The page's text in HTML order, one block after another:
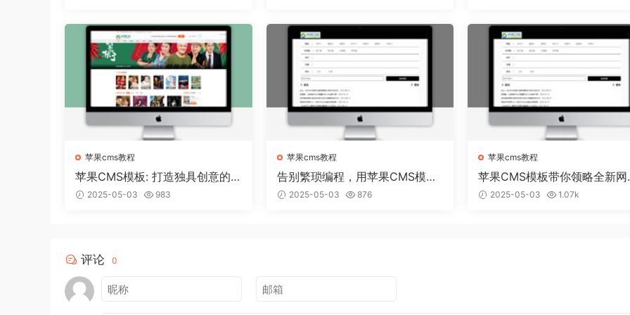
苹果cms教程
苹果CMS模板: 打造独具创意的
个人博客！
2025-05-03 983
苹果cms教程
告别繁琐编程，用苹果CMS模板
轻松搭建个性网站
2025-05-03 876
苹果cms教程
苹果CMS模板带你领略全新网
视觉盛宴
2025-05-03 1.07k
评论 0